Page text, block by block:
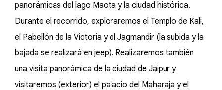
panorámicas del lago Maota y la ciudad histórica.
Durante el recorrido, exploraremos el Templo de Kali,
el Pabellón de la Victoria y el Jagmandir (la subida y la
bajada se realizará en jeep). Realizaremos también
una visita panorámica de la ciudad de Jaipur y
visitaremos (exterior) el palacio del Maharaja y el